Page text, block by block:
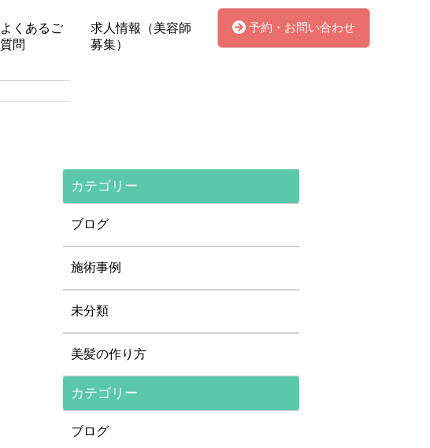
よくあるご
質問
求人情報（美容師
募集）
予約・お問い合わせ
カテゴリー
ブログ
施術事例
未分類
美髪の作り方
カテゴリー
ブログ